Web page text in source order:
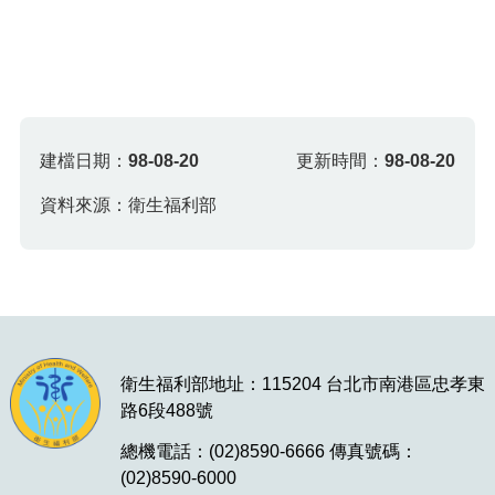
建檔日期：98-08-20 更新時間： 98-08-20
資料來源：衛生福利部
衛生福利部地址：115204 台北市南港區忠孝東
路6段488號
總機電話：(02)8590-6666 傳真號碼：
(02)8590-6000